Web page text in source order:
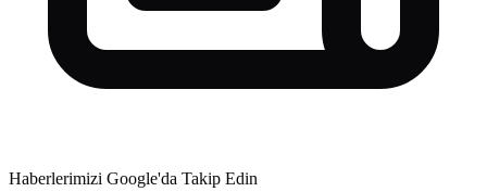
Haberlerimizi Google'da Takip Edin